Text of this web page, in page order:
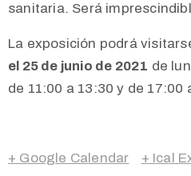
sanitaria. Será
La exposición podrá
el 25 de junio de 2021 de
de 11:00 a 13:30 y de 17:00
+ Google Calendar + Ical